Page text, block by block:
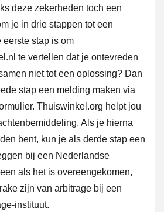
deze zekerheden toch een
je in drie stappen tot een
stap is om
te vertellen dat je ontevreden
niet tot een oplossing? Dan
stap een melding maken via
. Thuiswinkel.org helpt jou
Als je hierna
bent, kun je als derde stap een
bij een Nederlandse
als het is overeengekomen,
zijn van arbitrage bij een
instituut.